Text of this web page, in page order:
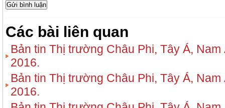
Các bài liên quan
Bản tin Thị trường Châu Phi, Tây Á, Nam
2016.
Bản tin Thị trường Châu Phi, Tây Á, Nam
2016.